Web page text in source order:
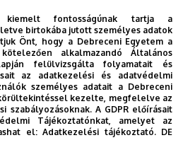
a Debreceni
fontosságúnak tartja a
birtokába jutott személyes adatok
Önt, hogy a Debreceni Egyetem a
alkalmazandó Általános
felülvizsgálta folyamatait és
az adatkezelési és adatvédelmi
személyes adatait a Debreceni
kezelte, megfelelve az
szabályozásoknak. A GDPR előírásait
Tájékoztatónkat, amelyet az
el:Adatkezelési tájékoztató. DE